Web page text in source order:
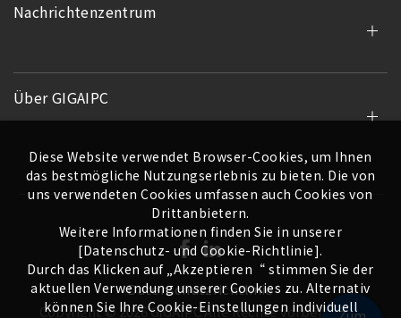
Nachrichtenzentrum
Über GIGAIPC
Copyright © 2026 GIGAIPCAlle Rechte vorbehalten.
Datenschutzrichtlinie
Diese Website verwendet Browser-Cookies, um Ihnen
das bestmögliche Nutzungserlebnis zu bieten. Die von
uns verwendeten Cookies umfassen auch Cookies von
Drittanbietern.
Weitere Informationen finden Sie in unserer
[Datenschutz- und Cookie-Richtlinie].
Durch das Klicken auf „Akzeptieren“ stimmen Sie der
aktuellen Verwendung unserer Cookies zu. Alternativ
können Sie Ihre Cookie-Einstellungen individuell